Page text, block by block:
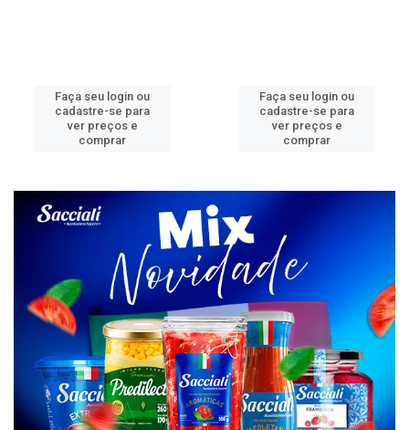
Faça seu login ou
cadastre-se para
ver preços e
comprar
Faça seu login ou
cadastre-se para
ver preços e
comprar